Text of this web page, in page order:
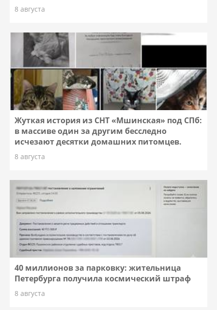
8 августа
Жуткая история из СНТ «Мшинская» под СПб:
в массиве один за другим бесследно
исчезают десятки домашних питомцев.
8 августа
40 миллионов за парковку: жительница
Петербурга получила космический штраф
8 августа